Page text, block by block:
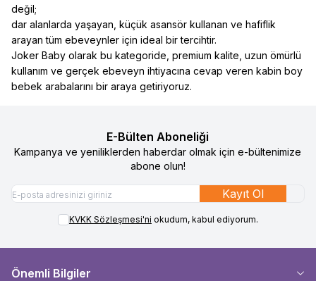
değil;
dar alanlarda yaşayan, küçük asansör kullanan ve hafiflik
arayan tüm ebeveynler için ideal bir tercihtir.
Joker Baby olarak bu kategoride, premium kalite, uzun ömürlü
kullanım ve gerçek ebeveyn ihtiyacına cevap veren kabin boy
bebek arabalarını bir araya getiriyoruz.
E-Bülten Aboneliği
Kampanya ve yeniliklerden haberdar olmak için e-bültenimize
abone olun!
Kayıt Ol
KVKK Sözleşmesi'ni okudum, kabul ediyorum.
Önemli Bilgiler